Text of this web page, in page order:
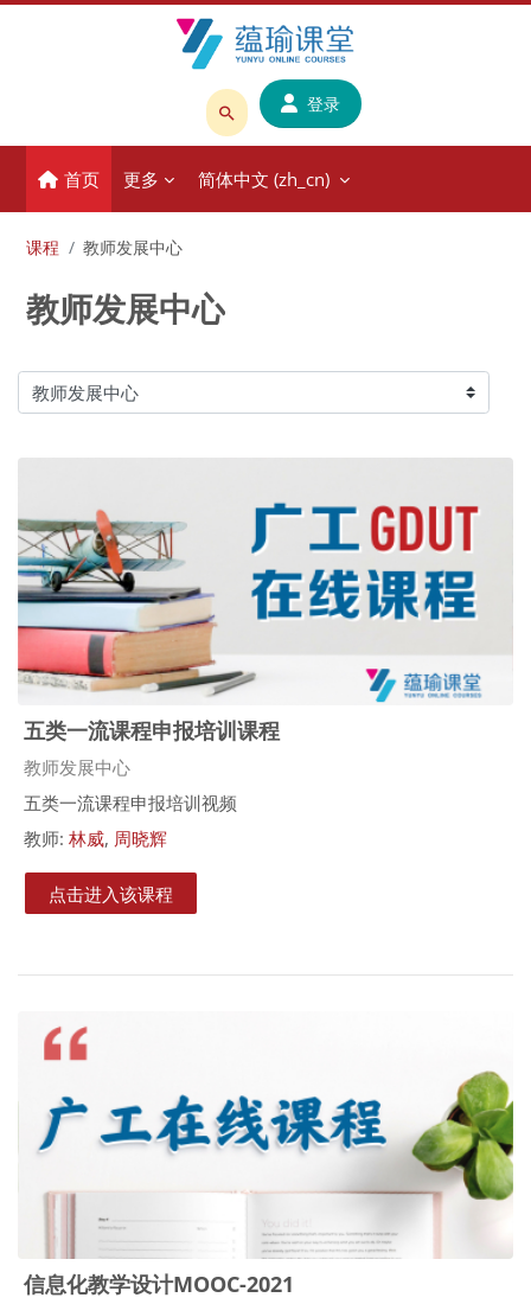
搜
课
程
师
登录
首页 更多 简体中文 ‎(zh_cn)‎
课程 教师发展中心
教师发展中心
课程类别
五类一流课程申报培训课程
课程类别
教师发展中心
五类一流课程申报培训视频
教师: 林威, 周晓辉
点击进入该课程
信息化教学设计MOOC-2021